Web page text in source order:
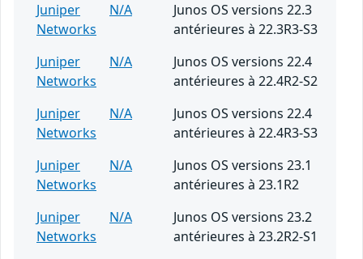
Juniper
Networks
N/A
Junos OS versions 22.3
antérieures à 22.3R3-S3
Juniper
Networks
N/A
Junos OS versions 22.4
antérieures à 22.4R2-S2
Juniper
Networks
N/A
Junos OS versions 22.4
antérieures à 22.4R3-S3
Juniper
Networks
N/A
Junos OS versions 23.1
antérieures à 23.1R2
Juniper
Networks
N/A
Junos OS versions 23.2
antérieures à 23.2R2-S1